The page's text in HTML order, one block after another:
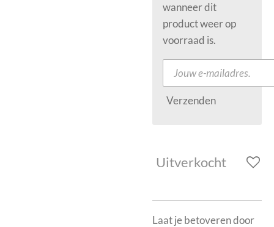
wanneer dit
product weer op
voorraad is.
Verzenden
Uitverkocht
Laat je betoveren door